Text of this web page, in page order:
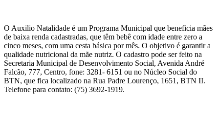
O Auxilio Natalidade é um Programa Municipal que beneficia mães
de baixa renda cadastradas, que têm bebê com idade entre zero a
cinco meses, com uma cesta básica por mês. O objetivo é garantir a
qualidade nutricional da mãe nutriz. O cadastro pode ser feito na
Secretaria Municipal de Desenvolvimento Social, Avenida André
Falcão, 777, Centro, fone: 3281- 6151 ou no Núcleo Social do
BTN, que fica localizado na Rua Padre Lourenço, 1651, BTN II.
Telefone para contato: (75) 3692-1919.